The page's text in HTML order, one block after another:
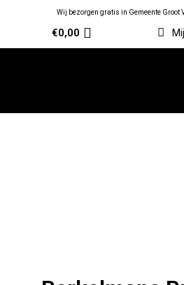
Wij bezorgen gratis in Gemeente Groot
€0,00